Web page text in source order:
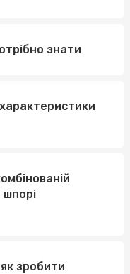
знати
шпорі
як зробити